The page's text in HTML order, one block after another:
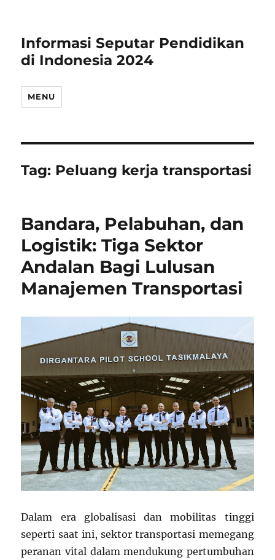
Informasi Seputar Pendidikan
di Indonesia 2024
MENU
Tag: Peluang kerja transportasi
Bandara, Pelabuhan, dan
Logistik: Tiga Sektor
Andalan Bagi Lulusan
Manajemen Transportasi
Dalam era globalisasi dan mobilitas tinggi
seperti saat ini, sektor transportasi memegang
peranan vital dalam mendukung pertumbuhan